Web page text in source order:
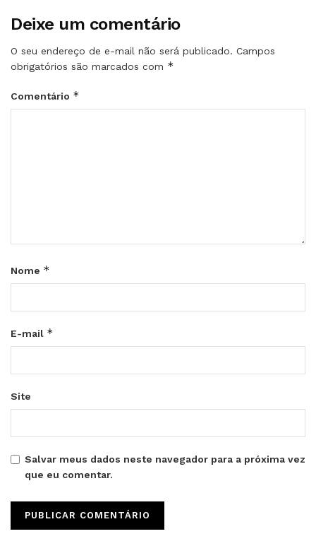
Deixe um comentário
O seu endereço de e-mail não será publicado. Campos
obrigatórios são marcados com *
Comentário *
Nome *
E-mail *
Site
Salvar meus dados neste navegador para a próxima vez
que eu comentar.